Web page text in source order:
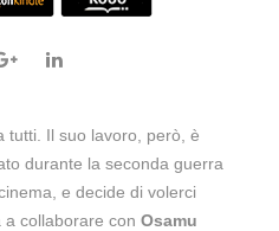
tutti. Il suo lavoro, però, è
durante la seconda guerra
e decide di volerci
a collaborare con Osamu